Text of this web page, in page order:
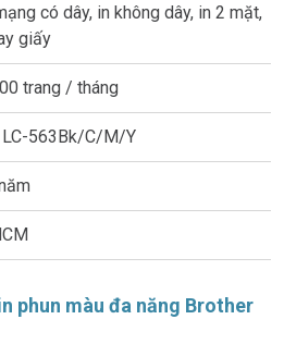
có dây, in không dây, in 2 mặt,
giấy
trang / tháng
LC-563Bk/C/M/Y
phun màu đa năng Brother